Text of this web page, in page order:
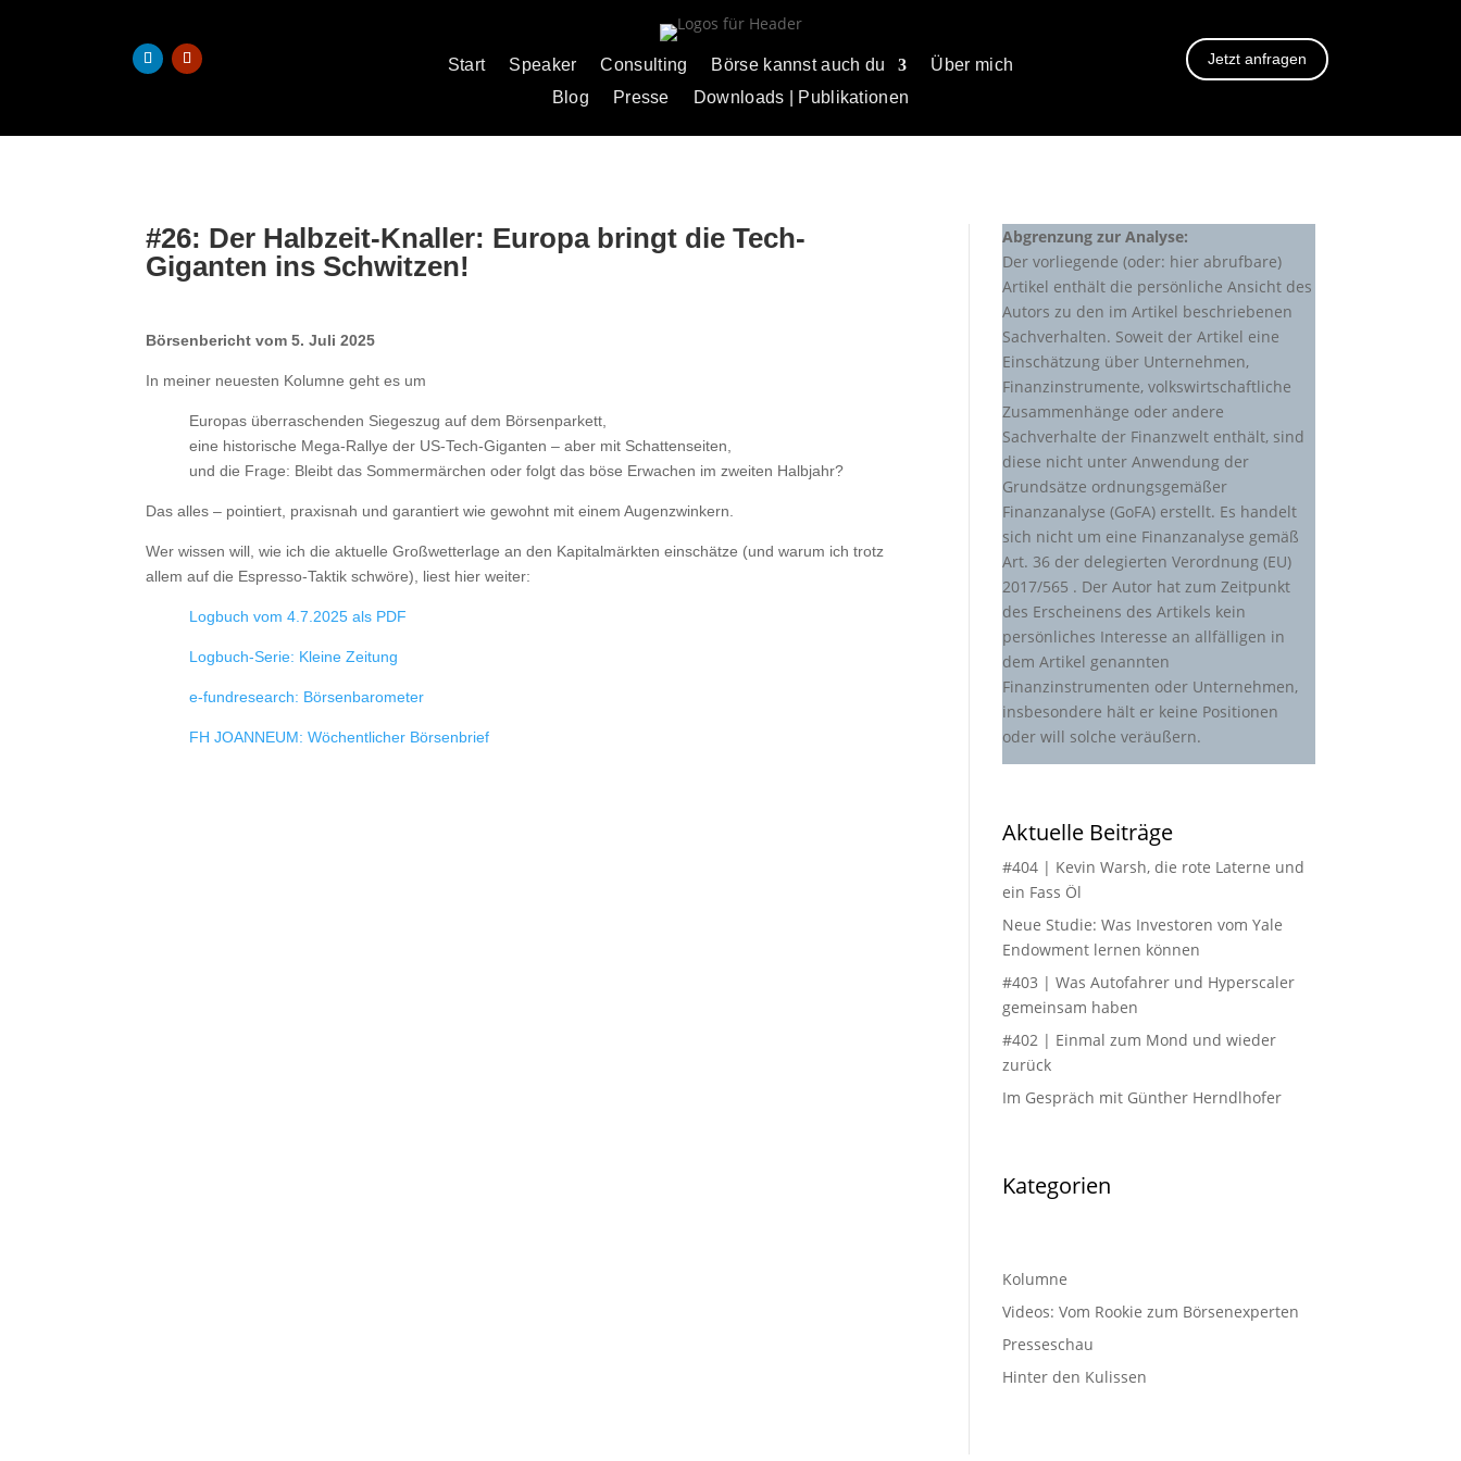
Start Speaker Consulting Börse kannst auch du
Über mich
Blog
Presse Downloads | Publikationen
Jetzt anfragen
#26: Der Halbzeit-Knaller: Europa bringt die Tech-
Giganten ins Schwitzen!
Börsenbericht vom 5. Juli 2025
In meiner neuesten Kolumne geht es um
Europas überraschenden Siegeszug auf dem Börsenparkett,
eine historische Mega-Rallye der US-Tech-Giganten – aber mit Schattenseiten,
und die Frage: Bleibt das Sommermärchen oder folgt das böse Erwachen im zweiten Halbjahr?
Das alles – pointiert, praxisnah und garantiert wie gewohnt mit einem Augenzwinkern.
Wer wissen will, wie ich die aktuelle Großwetterlage an den Kapitalmärkten einschätze (und warum ich trotz
allem auf die Espresso-Taktik schwöre), liest hier weiter:
Logbuch vom 4.7.2025 als PDF
Logbuch-Serie: Kleine Zeitung
e-fundresearch: Börsenbarometer
FH JOANNEUM: Wöchentlicher Börsenbrief
Abgrenzung zur Analyse:
Der vorliegende (oder: hier abrufbare)
Artikel enthält die persönliche Ansicht des
Autors zu den im Artikel beschriebenen
Sachverhalten. Soweit der Artikel eine
Einschätzung über Unternehmen,
Finanzinstrumente, volkswirtschaftliche
Zusammenhänge oder andere
Sachverhalte der Finanzwelt enthält, sind
diese nicht unter Anwendung der
Grundsätze ordnungsgemäßer
Finanzanalyse (GoFA) erstellt. Es handelt
sich nicht um eine Finanzanalyse gemäß
Art. 36 der delegierten Verordnung (EU)
2017/565 . Der Autor hat zum Zeitpunkt
des Erscheinens des Artikels kein
persönliches Interesse an allfälligen in
dem Artikel genannten
Finanzinstrumenten oder Unternehmen,
insbesondere hält er keine Positionen
oder will solche veräußern.
Aktuelle Beiträge
#404 | Kevin Warsh, die rote Laterne und
ein Fass Öl
Neue Studie: Was Investoren vom Yale
Endowment lernen können
#403 | Was Autofahrer und Hyperscaler
gemeinsam haben
#402 | Einmal zum Mond und wieder
zurück
Im Gespräch mit Günther Herndlhofer
Kategorien
Kolumne
Videos: Vom Rookie zum Börsenexperten
Presseschau
Hinter den Kulissen